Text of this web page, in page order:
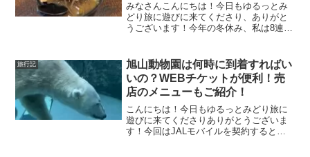
みなさんこんにちは！今日もゆるっとみ
どり旅に遊びに来てくださり、ありがと
うございます！今年の冬休み、私は8連
もなく。師走に入り、忙しい毎日・・。
なんだか、静かな山に籠ってゆっくり過
ごしたい気分だ！
旅行記
旭山動物園は何時に到着すればい
いの？WEBチケットが便利！売
店のメニューもご紹介！
こんにちは！今日もゆるっとみどり旅に
遊びに来てくださりありがとうございま
す！今回はJALモバイルを契約するとも